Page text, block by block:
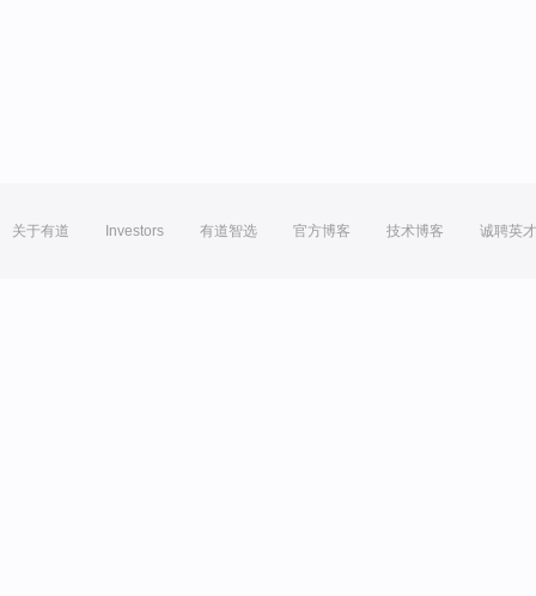
关于有道 Investors 有道智选 官方博客 技术博客 诚聘英才